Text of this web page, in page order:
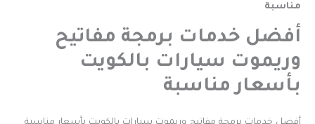
مناسبة
أفضل خدمات برمجة مفاتيح
وريموت سيارات بالكويت
بأسعار مناسبة